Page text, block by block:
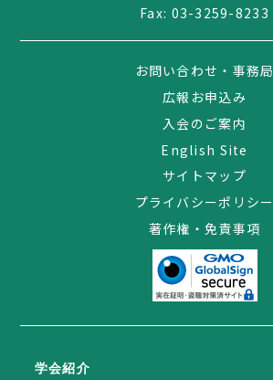
Fax: 03-3259-8233
お問い合わせ・事務局
広報お申込み
入会のご案内
English Site
サイトマップ
プライバシーポリシー
著作権・免責事項
学会紹介